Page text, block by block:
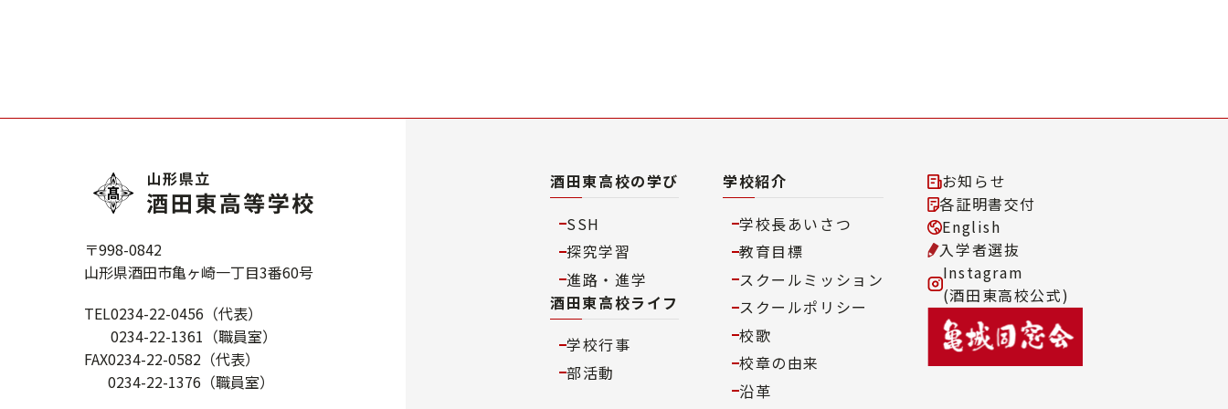
〒998-0842
山形県酒田市亀ヶ崎一丁目3番60号
TEL0234-22-0456（代表）
0234-22-1361（職員室）
FAX0234-22-0582（代表）
0234-22-1376（職員室）
酒田東高校の学び
SSH
探究学習
進路・進学
酒田東高校ライフ
学校行事
部活動
学校紹介
学校長あいさつ
教育目標
スクールミッション
スクールポリシー
校歌
校章の由来
沿革
お知らせ
各証明書交付
English
入学者選抜
Instagram
(酒田東高校公式)